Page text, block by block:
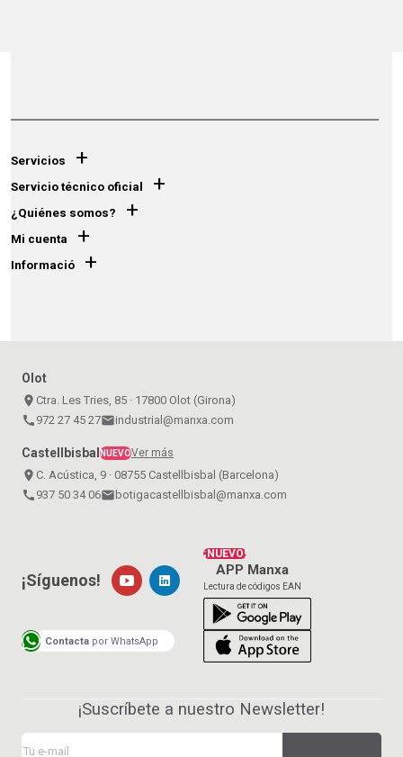
Servicios +
Servicio técnico oficial +
¿Quiénes somos? +
Mi cuenta +
Informació +
Olot
place Ctra. Les Tries, 85 · 17800 Olot (Girona)
call 972 27 45 27emailindustrial@manxa.com
CastellbisbalNUEVOVer más
place C. Acústica, 9 · 08755 Castellbisbal (Barcelona)
call 937 50 34 06emailbotigacastellbisbal@manxa.com
¡NUEVO!
APP Manxa
Lectura de códigos EAN
¡Síguenos!
Contacta por WhatsApp
¡Suscríbete a nuestro Newsletter!